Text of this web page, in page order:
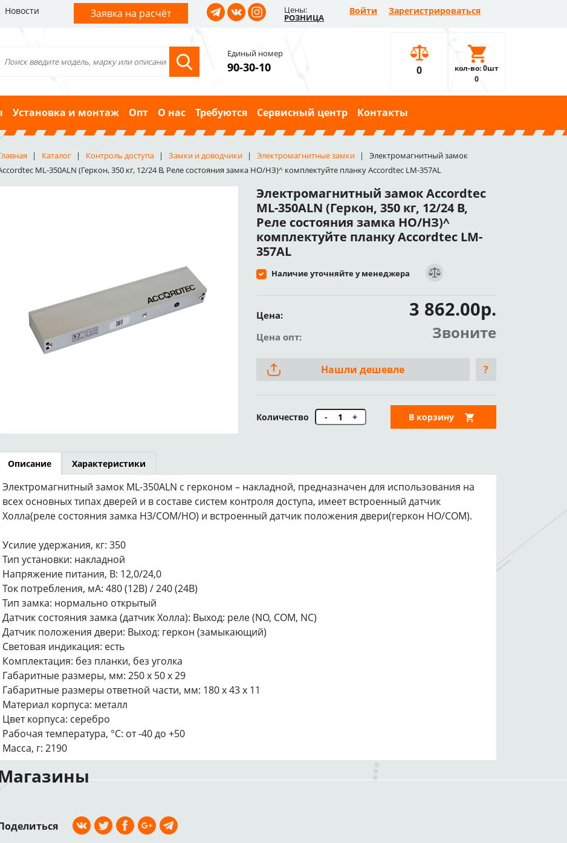
Новости Заявка на расчёт Цены:
РОЗНИЦА
Войти Зарегистрироваться
Единый номер
90-30-10 0
кол-во: 0шт
0
Установка и монтаж Опт О нас Требуются Сервисный центр Контакты
Каталог Контроль доступа Замки и доводчики Электромагнитные замки
Электромагнитный замок
ML-350ALN (Геркон, 350 кг, 12/24 В, Реле состояния замка НО/НЗ)^ комплектуйте планку Accordtec LM-357AL
Электромагнитный замок Accordtec
ML-350ALN (Геркон, 350 кг, 12/24 В,
Реле состояния замка НО/НЗ)^
комплектуйте планку Accordtec LM-
357AL
Наличие уточняйте у менеджера
Цена: 3 862.00р.
Цена опт: Звоните
Нашли дешевле ?
Количество - + В корзину
Описание Характеристики
Электромагнитный замок ML-350ALN с герконом – накладной, предназначен для использования на
всех основных типах дверей и в составе систем контроля доступа, имеет встроенный датчик
Холла(реле состояния замка НЗ/COM/НО) и встроенный датчик положения двери(геркон НО/COM).
Усилие удержания, кг: 350
Тип установки: накладной
Напряжение питания, В: 12,0/24,0
Ток потребления, мА: 480 (12В) / 240 (24В)
Тип замка: нормально открытый
Датчик состояния замка (датчик Холла): Выход: реле (NO, COM, NC)
Датчик положения двери: Выход: геркон (замыкающий)
Световая индикация: есть
Комплектация: без планки, без уголка
Габаритные размеры, мм: 250 x 50 x 29
Габаритные размеры ответной части, мм: 180 х 43 х 11
Материал корпуса: металл
Цвет корпуса: серебро
Рабочая температура, °С: от -40 до +50
Масса, г: 2190